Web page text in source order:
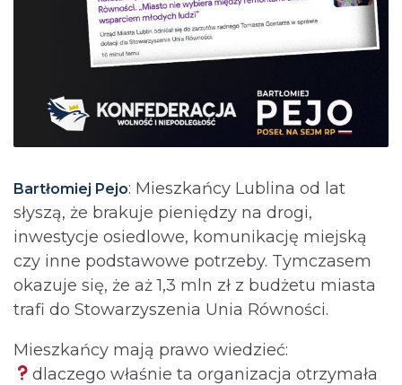
Bartłomiej Pejo: Mieszkańcy Lublina od lat
słyszą, że brakuje pieniędzy na drogi,
inwestycje osiedlowe, komunikację miejską
czy inne podstawowe potrzeby. Tymczasem
okazuje się, że aż 1,3 mln zł z budżetu miasta
trafi do Stowarzyszenia Unia Równości.
Mieszkańcy mają prawo wiedzieć:
dlaczego właśnie ta organizacja otrzymała